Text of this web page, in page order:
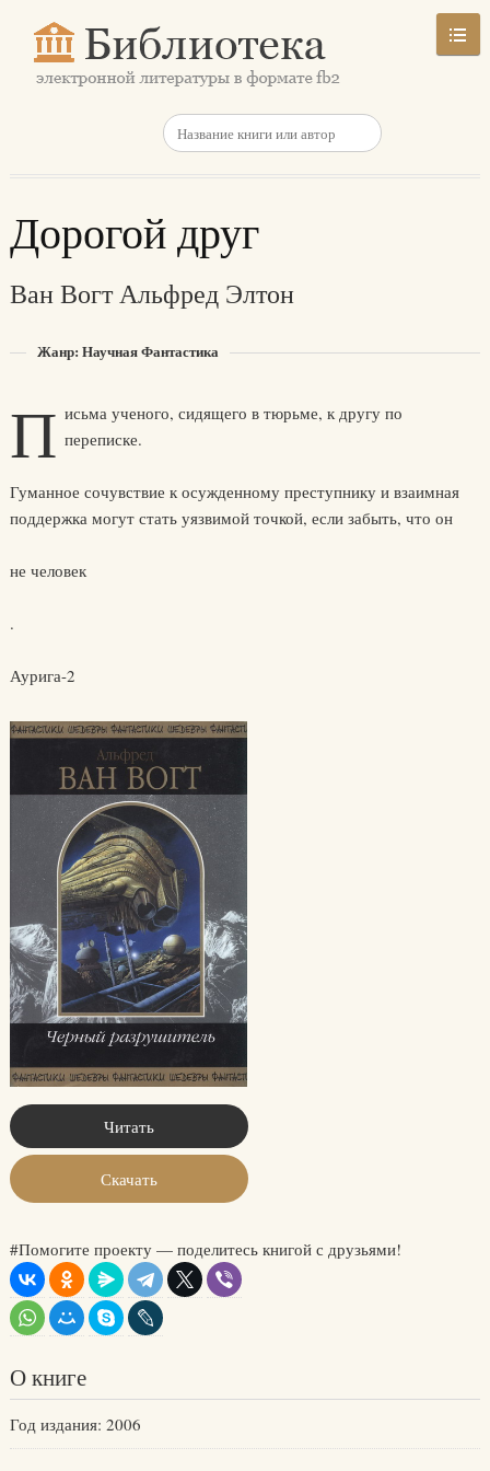
Дорогой друг
Ван Вогт Альфред Элтон
Жанр: Научная Фантастика
П исьма ученого, сидящего в тюрьме, к другу по
переписке.
Гуманное сочувствие к осужденному преступнику и взаимная
поддержка могут стать уязвимой точкой, если забыть, что он
не человек
.
Аурига-2
Читать
Скачать
#Помогите проекту — поделитесь книгой с друзьями!
О книге
Год издания: 2006